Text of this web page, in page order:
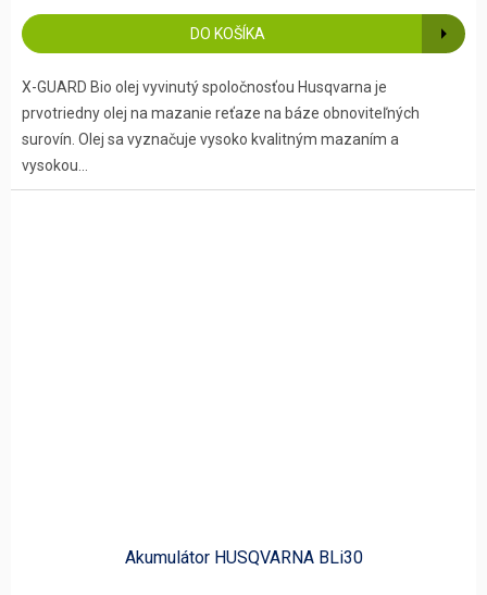
DO KOŠÍKA
X-GUARD Bio olej vyvinutý spoločnosťou Husqvarna je
prvotriedny olej na mazanie reťaze na báze obnoviteľných
surovín. Olej sa vyznačuje vysoko kvalitným mazaním a
vysokou...
Akumulátor HUSQVARNA BLi30